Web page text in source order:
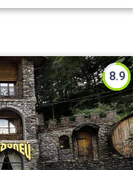
8.9